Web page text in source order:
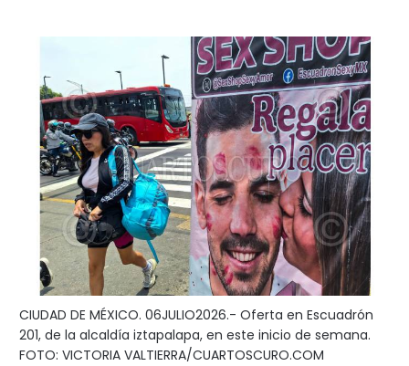
CIUDAD DE MÉXICO. 06JULIO2026.- Oferta en Escuadrón
201, de la alcaldía iztapalapa, en este inicio de semana.
FOTO: VICTORIA VALTIERRA/CUARTOSCURO.COM